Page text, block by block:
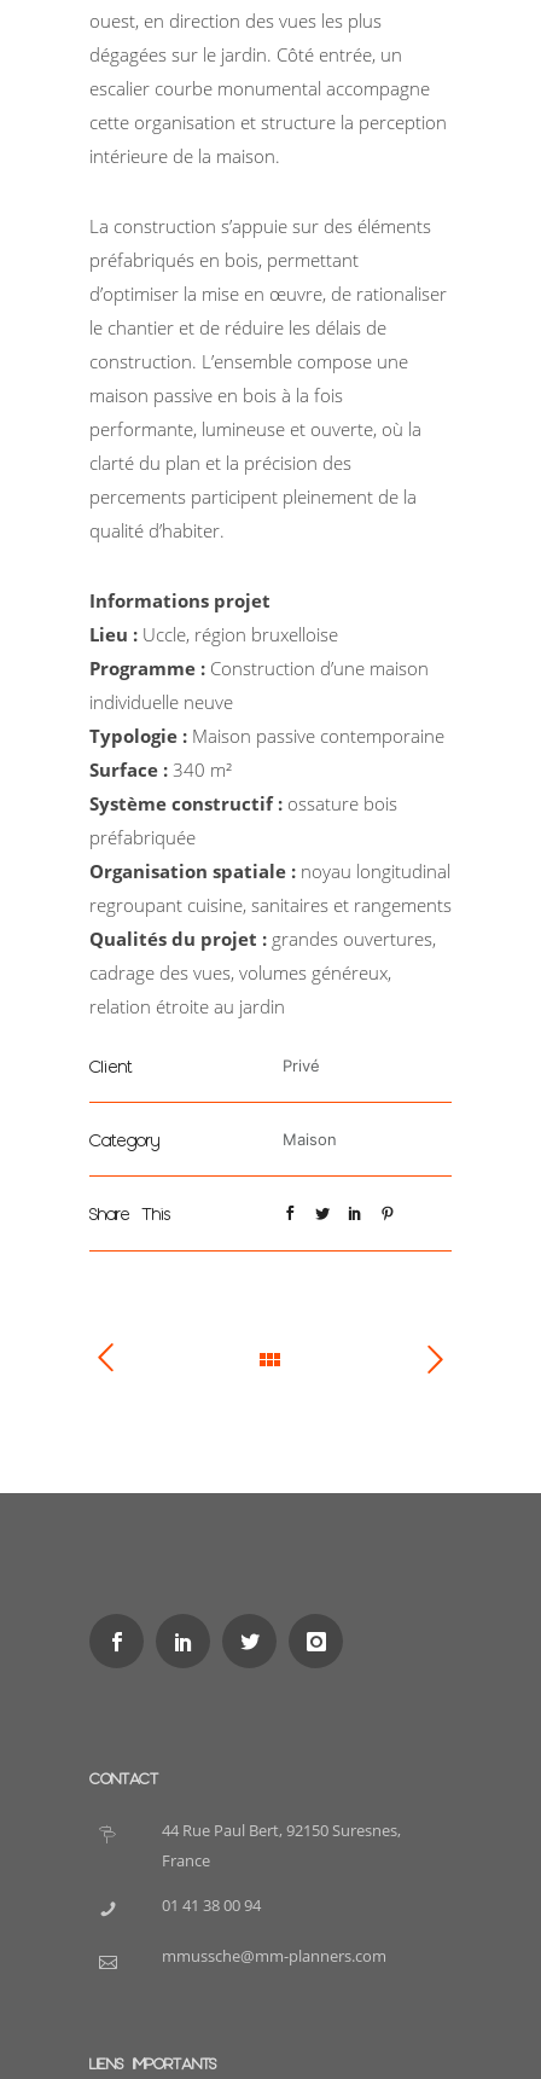
ouest, en direction des vues les plus
dégagées sur le jardin. Côté entrée, un
escalier courbe monumental accompagne
cette organisation et structure la perception
intérieure de la maison.
La construction s’appuie sur des éléments
préfabriqués en bois, permettant
d’optimiser la mise en œuvre, de rationaliser
le chantier et de réduire les délais de
construction. L’ensemble compose une
maison passive en bois à la fois
performante, lumineuse et ouverte, où la
clarté du plan et la précision des
percements participent pleinement de la
qualité d’habiter.
Informations projet
Lieu : Uccle, région bruxelloise
Programme : Construction d’une maison
individuelle neuve
Typologie : Maison passive contemporaine
Surface : 340 m²
Système constructif : ossature bois
préfabriquée
Organisation spatiale : noyau longitudinal
regroupant cuisine, sanitaires et rangements
Qualités du projet : grandes ouvertures,
cadrage des vues, volumes généreux,
relation étroite au jardin
Client Privé
Category Maison
Share This
CONTACT
44 Rue Paul Bert, 92150 Suresnes,
France
01 41 38 00 94
mmussche@mm-planners.com
LIENS IMPORTANTS